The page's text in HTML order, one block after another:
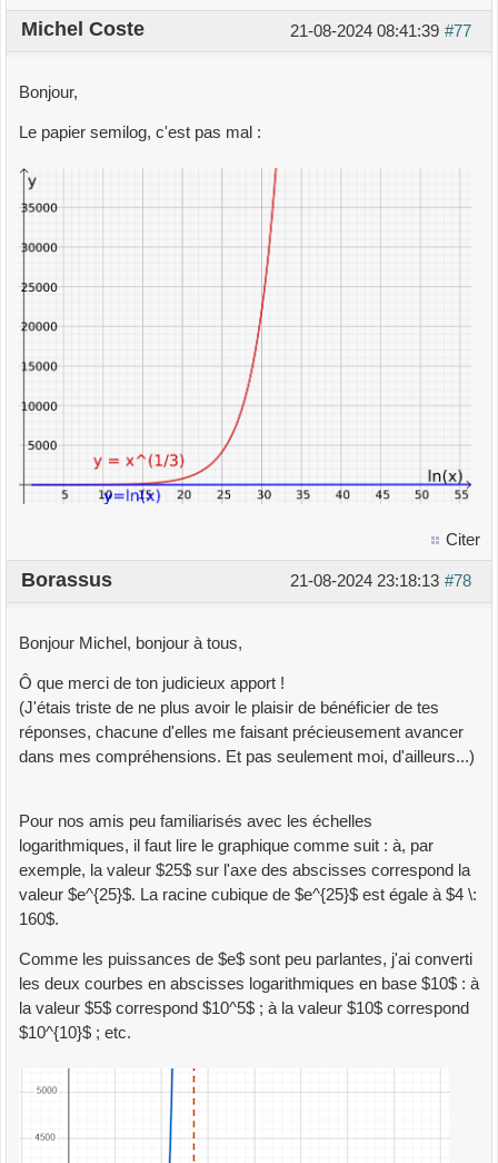
#77
21-08-2024 08:41:39
Michel Coste
Bonjour,
Le papier semilog, c'est pas mal :
Citer
#78
21-08-2024 23:18:13
Borassus
Bonjour Michel, bonjour à tous,
Ô que merci de ton judicieux apport !
(J'étais triste de ne plus avoir le plaisir de bénéficier de tes
réponses, chacune d'elles me faisant précieusement avancer
dans mes compréhensions. Et pas seulement moi, d'ailleurs...)
Pour nos amis peu familiarisés avec les échelles
logarithmiques, il faut lire le graphique comme suit : à, par
exemple, la valeur $25$ sur l'axe des abscisses correspond la
valeur $e^{25}$. La racine cubique de $e^{25}$ est égale à $4 \:
160$.
Comme les puissances de $e$ sont peu parlantes, j'ai converti
les deux courbes en abscisses logarithmiques en base $10$ : à
la valeur $5$ correspond $10^5$ ; à la valeur $10$ correspond
$10^{10}$ ; etc.